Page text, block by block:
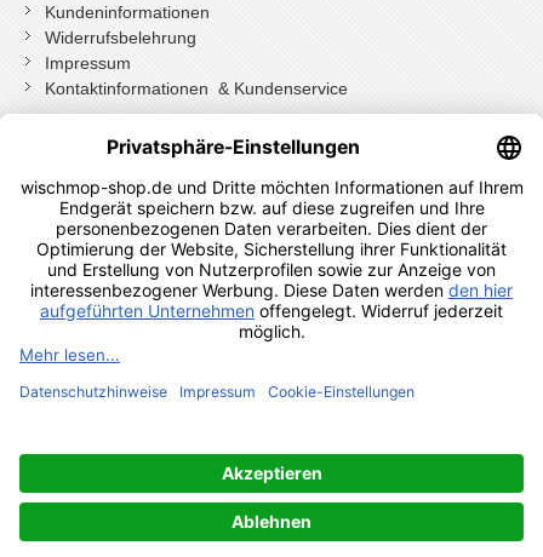
Kundeninformationen
Widerrufsbelehrung
Impressum
Kontaktinformationen & Kundenservice
Wenn Sie mit Kundenkonto bestellt haben, können Sie sich
einloggen
und bei der Bestellung in Ihrem Konto den Widerrufen Button
drücken.
Wenn Sie als Gast bestellt haben klicken Sie auf diesen Button.
Shopauskunft Kundenbewertungen